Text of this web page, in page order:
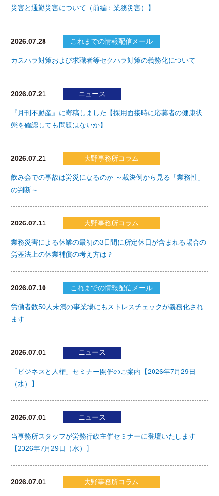
災害と通勤災害について（前編：業務災害）】
2026.07.28 これまでの情報配信メール
カスハラ対策および求職者等セクハラ対策の義務化について
2026.07.21 ニュース
『月刊不動産』に寄稿しました【採用面接時に応募者の健康状
態を確認しても問題はないか】
2026.07.21 大野事務所コラム
飲み会での事故は労災になるのか ～裁決例から見る「業務性」
の判断～
2026.07.11 大野事務所コラム
業務災害による休業の最初の3日間に所定休日が含まれる場合の
労基法上の休業補償の考え方は？
2026.07.10 これまでの情報配信メール
労働者数50人未満の事業場にもストレスチェックが義務化され
ます
2026.07.01 ニュース
「ビジネスと人権」セミナー開催のご案内【2026年7月29日
（水）】
2026.07.01 ニュース
当事務所スタッフが労務行政主催セミナーに登壇いたします
【2026年7月29日（水）】
2026.07.01 大野事務所コラム